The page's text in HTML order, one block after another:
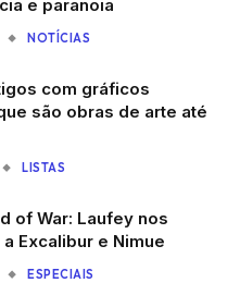
e paranoia
NOTÍCIAS
com gráficos
são obras de arte até
LISTAS
of War: Laufey nos
Excalibur e Nimue
ESPECIAIS